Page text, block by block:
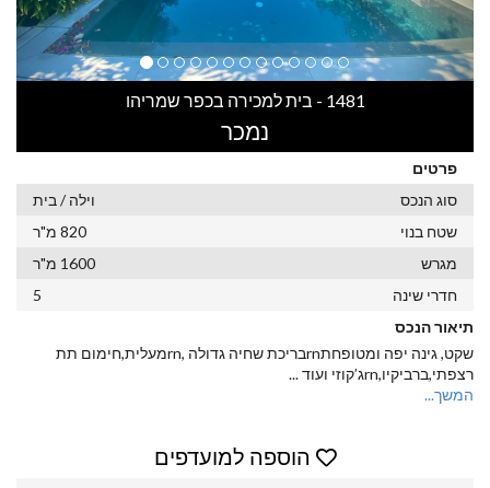
1481 - בית למכירה בכפר שמריהו
נמכר
פרטים
סוג הנכס
וילה / בית
שטח בנוי
820 מ"ר
מגרש
1600 מ"ר
חדרי שינה
5
תיאור הנכס
שקט, גינה יפה ומטופחתrnבריכת שחיה גדולה ,rnמעלית,חימום תת
רצפתי,ברביקיו,rnג’קוזי ועוד
...
המשך...
הוספה למועדפים